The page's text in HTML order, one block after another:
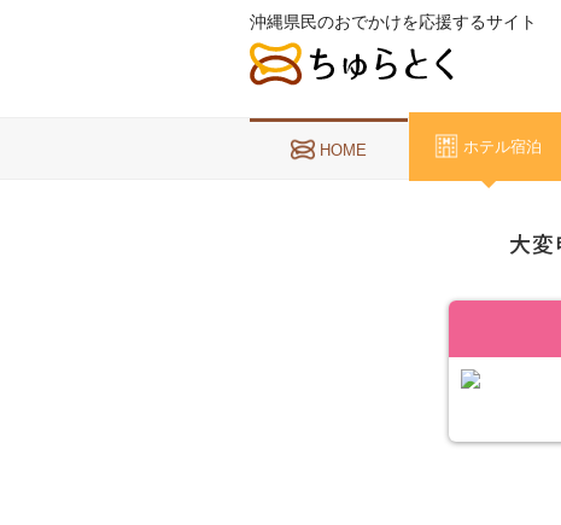
沖縄県民のおでかけを応援するサイト
HOME ホテル宿泊
大変